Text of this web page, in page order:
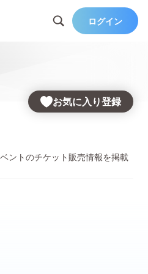
ログイン
お気に入り登録
ントのチケット販売情報を掲載